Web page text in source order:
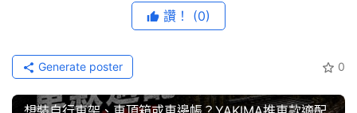
口
中
隨著 2026 FIFA World Cup 火熱開踢，全球足球熱潮再度
讚！ (0)
0
Generate poster